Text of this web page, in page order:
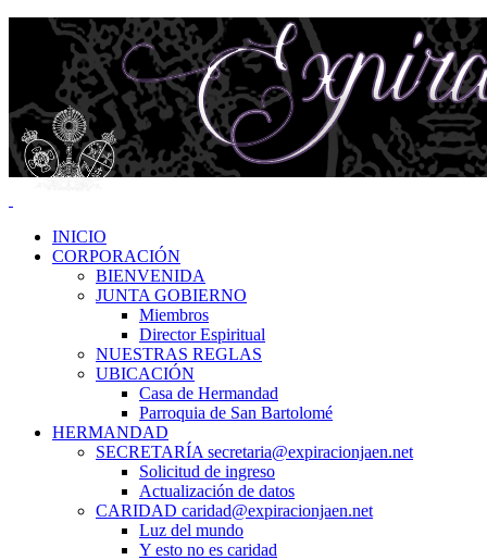
INICIO
CORPORACIÓN
BIENVENIDA
JUNTA GOBIERNO
Miembros
Director Espiritual
NUESTRAS REGLAS
UBICACIÓN
Casa de Hermandad
Parroquia de San Bartolomé
HERMANDAD
SECRETARÍA secretaria@expiracionjaen.net
Solicitud de ingreso
Actualización de datos
CARIDAD caridad@expiracionjaen.net
Luz del mundo
Y esto no es caridad